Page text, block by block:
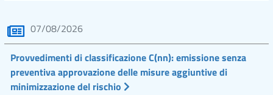
07/08/2026
Provvedimenti di classificazione C(nn): emissione senza
preventiva approvazione delle misure aggiuntive di
minimizzazione del rischio